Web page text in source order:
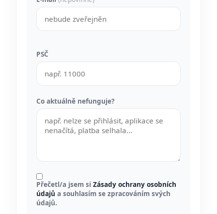
PSČ
Co aktuálně nefunguje?
Přečetl/a jsem si Zásady ochrany osobních
údajů a souhlasím se zpracováním svých
údajů.